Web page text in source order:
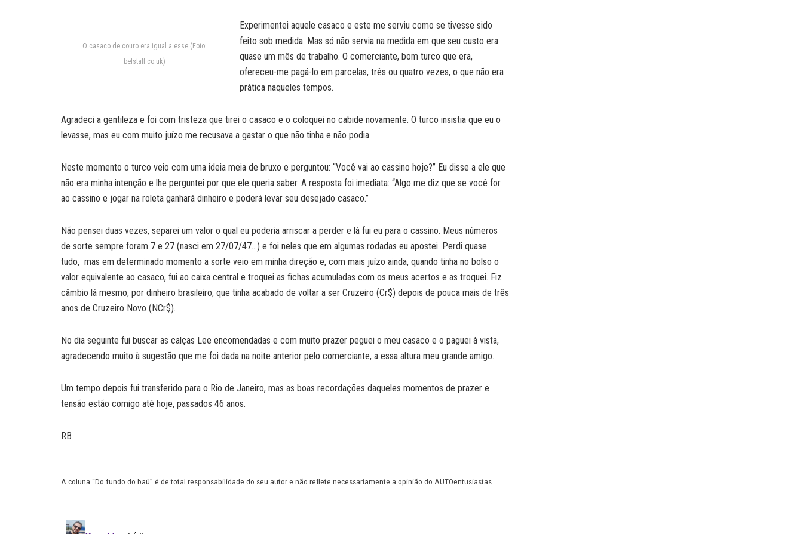
O casaco de couro era igual a esse (Foto:
belstaff.co.uk)
Experimentei aquele casaco e este me serviu como se tivesse sido
feito sob medida. Mas só não servia na medida em que seu custo era
quase um mês de trabalho. O comerciante, bom turco que era,
ofereceu-me pagá-lo em parcelas, três ou quatro vezes, o que não era
prática naqueles tempos.
Agradeci a gentileza e foi com tristeza que tirei o casaco e o coloquei no cabide novamente. O turco insistia que eu o
levasse, mas eu com muito juízo me recusava a gastar o que não tinha e não podia.
Neste momento o turco veio com uma ideia meia de bruxo e perguntou: “Você vai ao cassino hoje?” Eu disse a ele que
não era minha intenção e lhe perguntei por que ele queria saber. A resposta foi imediata: “Algo me diz que se você for
ao cassino e jogar na roleta ganhará dinheiro e poderá levar seu desejado casaco.”
Não pensei duas vezes, separei um valor o qual eu poderia arriscar a perder e lá fui eu para o cassino. Meus números
de sorte sempre foram 7 e 27 (nasci em 27/07/47…) e foi neles que em algumas rodadas eu apostei. Perdi quase
tudo, mas em determinado momento a sorte veio em minha direção e, com mais juízo ainda, quando tinha no bolso o
valor equivalente ao casaco, fui ao caixa central e troquei as fichas acumuladas com os meus acertos e as troquei. Fiz
câmbio lá mesmo, por dinheiro brasileiro, que tinha acabado de voltar a ser Cruzeiro (Cr$) depois de pouca mais de três
anos de Cruzeiro Novo (NCr$).
No dia seguinte fui buscar as calças Lee encomendadas e com muito prazer peguei o meu casaco e o paguei à vista,
agradecendo muito à sugestão que me foi dada na noite anterior pelo comerciante, a essa altura meu grande amigo.
Um tempo depois fui transferido para o Rio de Janeiro, mas as boas recordações daqueles momentos de prazer e
tensão estão comigo até hoje, passados 46 anos.
RB
A coluna “Do fundo do baú” é de total responsabilidade do seu autor e não reflete necessariamente a opinião do AUTOentusiastas.